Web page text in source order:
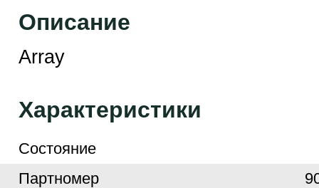
Описание
Array
Характеристики
Cостояние
Партномер